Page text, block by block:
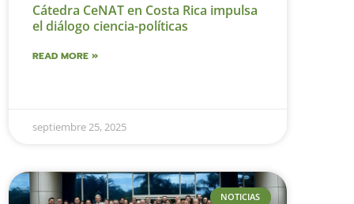
Cátedra CeNAT en Costa Rica impulsa
el diálogo ciencia-políticas
READ MORE »
septiembre 25, 2025
NOTICIAS